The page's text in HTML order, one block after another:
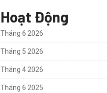
Hoạt Động
Tháng 6 2026
Tháng 5 2026
Tháng 4 2026
Tháng 6 2025